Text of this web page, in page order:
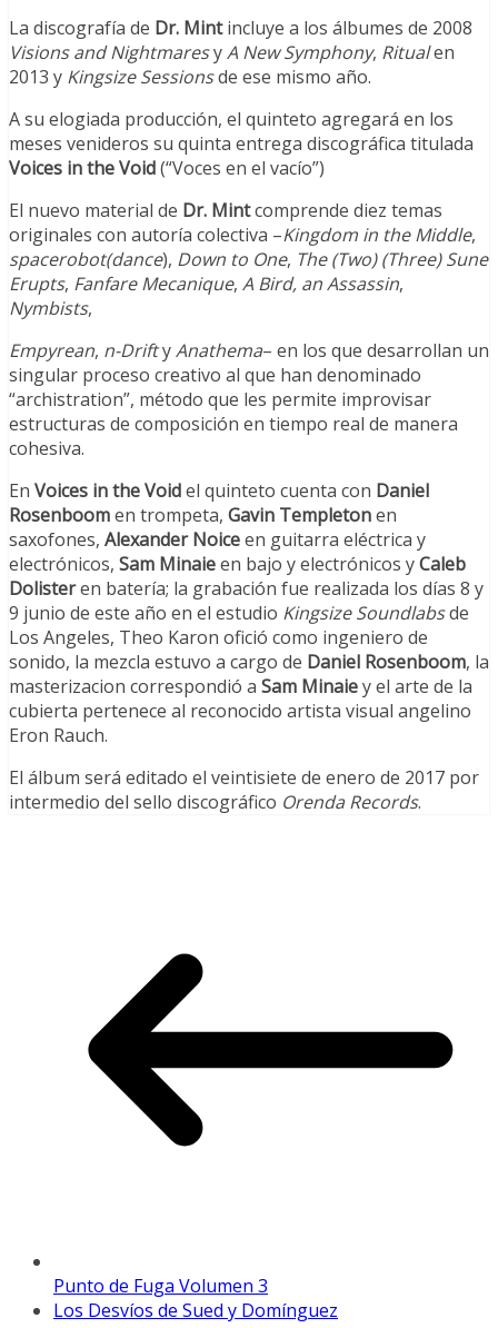
La discografía de Dr. Mintincluye a los álbumes de 2008
Visions and NightmaresyA New Symphony, Ritualen
2013 y Kingsize Sessionsde ese mismo año.
A su elogiada producción, el quinteto agregará en los
meses venideros su quinta entrega discográfica titulada
Voices in the Void(“Voces en el vacío”)
El nuevo material de Dr. Mintcomprende diez temas
originales con autoría colectiva –Kingdom in the Middle,
spacerobot(dance), Down to One, The (Two) (Three) Sune
Erupts, Fanfare Mecanique, A Bird, an Assassin,
Nymbists,
Empyrean, n-DriftyAnathema– en los que desarrollan un
singular proceso creativo al que han denominado
“archistration”, método que les permite improvisar
estructuras de composición en tiempo real de manera
cohesiva.
En Voices in the Voidel quinteto cuenta con Daniel
Rosenboomen trompeta, Gavin Templetonen
saxofones, Alexander Noiceen guitarra eléctrica y
electrónicos, Sam Minaieen bajo y electrónicos yCaleb
Dolisteren batería; la grabación fue realizada los días 8 y
9 junio de este año en el estudio Kingsize Soundlabsde
Los Angeles, Theo Karon ofició como ingeniero de
sonido, la mezcla estuvo a cargo de Daniel Rosenboom, la
masterizacion correspondió a Sam Minaiey el arte de la
cubierta pertenece al reconocido artista visual angelino
Eron Rauch.
El álbum será editado el veintisiete de enero de 2017 por
intermedio del sello discográfico Orenda Records.
Punto de Fuga Volumen 3
Los Desvíos de Sued y Domínguez